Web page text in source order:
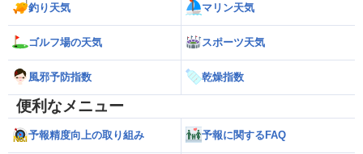
釣り天気 マリン天気
ゴルフ場の天気 スポーツ天気
風邪予防指数 乾燥指数
便利なメニュー
予報精度向上の取り組み 予報に関するFAQ